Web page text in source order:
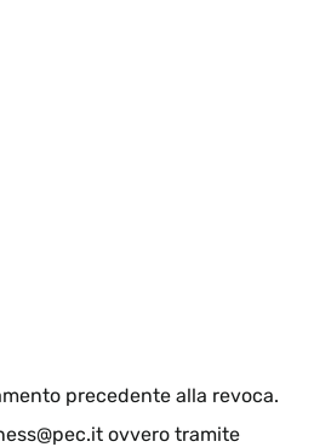
precedente alla revoca.
ovvero tramite